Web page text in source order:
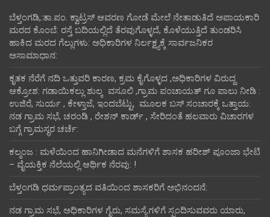
ಬೆಳ್ತಂಗಡಿ,:ತಾ.ಪಂ‌. ಕ್ವಾಟ್ರಸ್ ಆವರಣ ಗೋಡೆ ಮೇಲೆ ನೇತಾಡುತಿದೆ ಅಪಾಯಕಾರಿ
ಮರದ ಕೊಂಬೆ: ರಸ್ತೆ ಬದಿಯಲ್ಲಿದೆ ತೆರವುಗೊಳ್ಳದೆ, ಕೊಳೆಯುತ್ತಿದೆ ತುಂಡರಿಸಿ
ಹಾಕಿದ ಮರದ ಗೆಲ್ಲುಗಳು: ಅಧಿಕಾರಿಗಳ ನಿರ್ಲಕ್ಷ್ಯಕ್ಕೆ ಸಾರ್ವಜನಿಕರ
ಅಸಾಮಾಧಾನ:
ಕೃತಕ ನೆರೆಗೆ ನದಿ ಒತ್ತುವರಿ ಕಾರಣ, ಕ್ರಮ ಕೈಗೊಳ್ಳದ ,ಅಧಿಕಾರಿಗಳ ವಿರುದ್ದ
ಆಕ್ರೋಶ: ಗಡಾಯಿಕಲ್ಲು ಶುಲ್ಕ ವಸೂಲಿ ,ಗ್ರಾಮ ಪಂಚಾಯತ್ ಗೂ ಪಾಲು ನೀಡಿ :
ಉಜಿರೆ, ಸುರ್ಯ , ಕೇಳ್ತಾಜೆ, ಇಂದಬೆಟ್ಟು, ಮೂಲಕ ಬಸ್ ಸಂಚಾರಕ್ಕೆ ಒತ್ತಾಯ:
ನಡ ಗ್ರಾಮ ಸಭೆ, ಚರಂಡಿ , ರೇಶನ್ ಕಾರ್ಡ್ , ಸೇರಿದಂತೆ ಹಲವಾರು ವಿಚಾರಗಳ
ಬಗ್ಗೆ ಗ್ರಾಮಸ್ಥರ ಚರ್ಚೆ:
ಕಲ್ಮಂಜ : ಮಳೆಯಿಂದ ಹಾನಿಗೀಡಾದ ಮನೆಗಳಿಗೆ ಶಾಸಕ ಹರೀಶ್ ಪೂಂಜಾ ಭೇಟಿ
– ವೈಯಕ್ತಿಕ ನೆಲೆಯಲ್ಲಿ ಆರ್ಥಿಕ‌ ನೆರವು: !
ಬೆಳ್ತಂಗಡಿ ಧರ್ಮಪ್ರಾಂತ್ಯದ ವತಿಯಿಂದ ಶಾಸಕರಿಗೆ ಅಭಿನಂದನೆ:
ನಡ ಗ್ರಾಮ ಸಭೆ, ಅಧಿಕಾರಿಗಳ ಗೈರು, ಸಮಸ್ಯೆಗಳಿಗೆ ಸ್ಪಂದಿಸುವವರು ಯಾರು,